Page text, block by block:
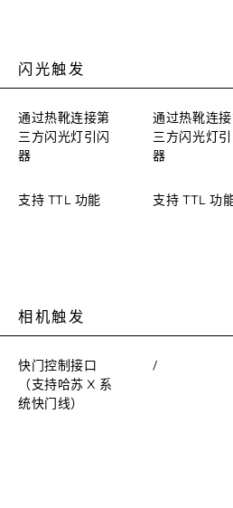
闪光触发
通过热靴连接第
三方闪光灯引闪
器
通过热靴连
三方闪光灯
器
支持 TTL 功能 支持 TTL 功
相机触发
快门控制接口
（支持哈苏 X 系
统快门线）
/